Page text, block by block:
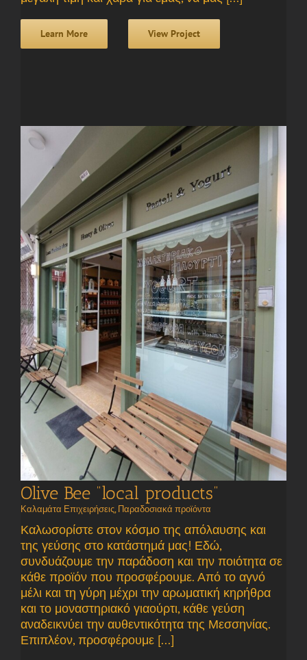
Learn More View Project
Olive Bee “local products”
Καλαμάτα Επιχειρήσεις, Παραδοσιακά προϊόντα
Καλωσορίστε στον κόσμο της απόλαυσης και
της γεύσης στο κατάστημά μας! Εδώ,
συνδυάζουμε την παράδοση και την ποιότητα σε
κάθε προϊόν που προσφέρουμε. Από το αγνό
μέλι και τη γύρη μέχρι την αρωματική κηρήθρα
και το μοναστηριακό γιαούρτι, κάθε γεύση
αναδεικνύει την αυθεντικότητα της Μεσσηνίας.
Επιπλέον, προσφέρουμε [...]